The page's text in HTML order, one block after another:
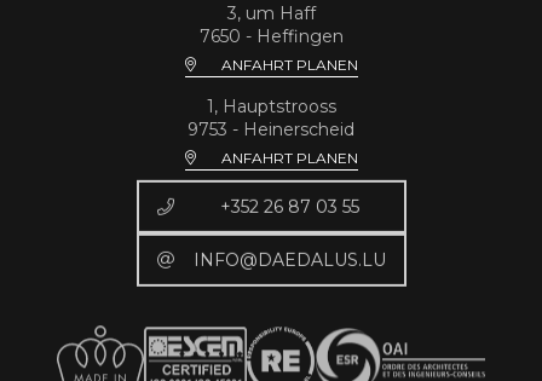
3, um Haff
7650 - Heffingen
ANFAHRT PLANEN
1, Hauptstrooss
9753 - Heinerscheid
ANFAHRT PLANEN
+352 26 87 03 55
INFO@DAEDALUS.LU